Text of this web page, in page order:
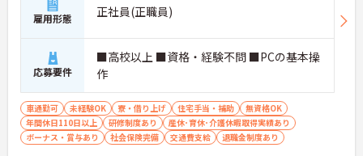
雇用形態 正社員(正職員)
応募要件
■高校以上 ■資格・経験不問 ■PCの基本操
作
車通勤可 未経験OK 寮・借り上げ 住宅手当・補助
無資格OK
年間休日110日以上
研修制度あり
産休･育休･介護休暇取得実績あり
ボーナス・賞与あり
社会保険完備 交通費支給 退職金制度あり